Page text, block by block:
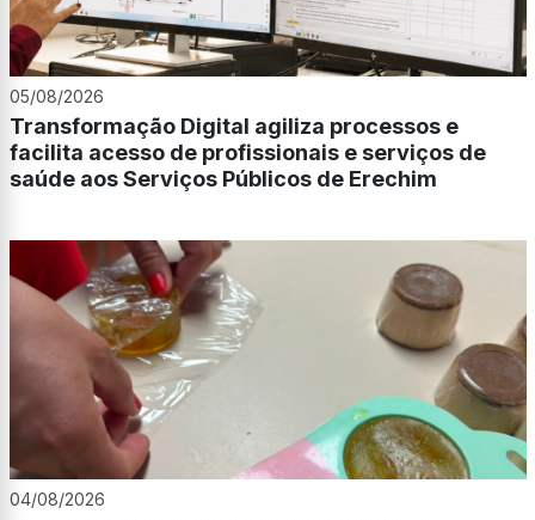
05/08/2026
Transformação Digital agiliza processos e
facilita acesso de profissionais e serviços de
saúde aos Serviços Públicos de Erechim
04/08/2026